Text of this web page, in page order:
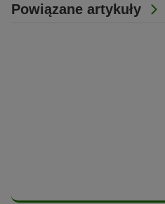
Powiązane artykuły